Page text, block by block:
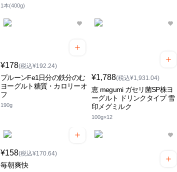
1本(400g)
¥178(税込¥192.24)
プルーンFe1日分の鉄分のむ
ヨーグルト糖質・カロリーオ
フ
190g
¥1,788(税込¥1,931.04)
恵 megumi ガセリ菌SP株ヨ
ーグルト ドリンクタイプ 雪
印メグミルク
100g×12
¥158(税込¥170.64)
毎朝爽快